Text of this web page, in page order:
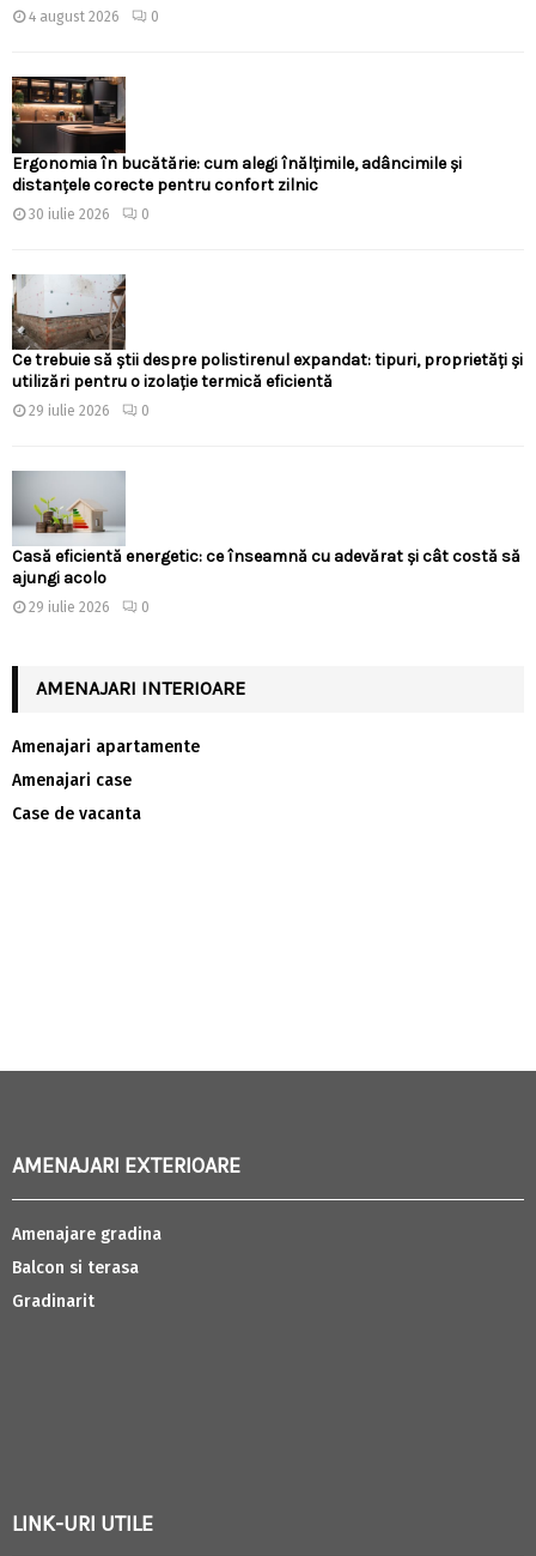
4 august 2026 0
Ergonomia în bucătărie: cum alegi înălțimile, adâncimile și
distanțele corecte pentru confort zilnic
30 iulie 2026 0
Ce trebuie să știi despre polistirenul expandat: tipuri, proprietăți și
utilizări pentru o izolație termică eficientă
29 iulie 2026 0
Casă eficientă energetic: ce înseamnă cu adevărat și cât costă să
ajungi acolo
29 iulie 2026 0
AMENAJARI INTERIOARE
Amenajari apartamente
Amenajari case
Case de vacanta
AMENAJARI EXTERIOARE
Amenajare gradina
Balcon si terasa
Gradinarit
LINK-URI UTILE